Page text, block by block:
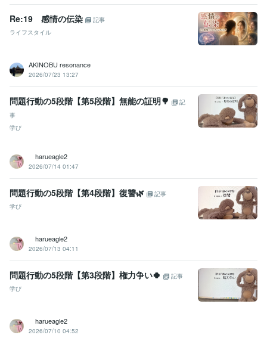
Re:19 感情の伝染
記事
ライフスタイル
AKINOBU resonance
2026/07/23 13:27
問題行動の5段階【第5段階】無能の証明🌳
記
事
学び
harueagle2
2026/07/14 01:47
問題行動の5段階【第4段階】復讐🌿
記事
学び
harueagle2
2026/07/13 04:11
問題行動の5段階【第3段階】権力争い🍀
記事
学び
harueagle2
2026/07/10 04:52